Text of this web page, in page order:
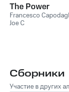
The Power
Francesco
Joe C
Сборники
Участие в других